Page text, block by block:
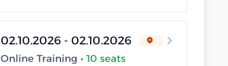
02.10.2026 - 02.10.2026
Online Training • 10 seats